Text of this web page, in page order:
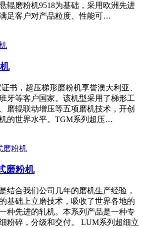
辊磨粉机9518为基础，采用欧洲先进
足客户对产品粒度、性能可…
书，超压梯形磨粉机享誉澳大利亚、
牙等客户国家。该机型采用了梯形工
磨辊联动增压等五项磨机技术，开创
的世界水平。TGM系列超压…
磨粉机
结合我们公司几年的磨机生产经验，
基础上立磨技术，吸收了世界各地的
种先进的轧机。本系列产品是一种专
粉碎，分级和交付。 LUM系列超细立